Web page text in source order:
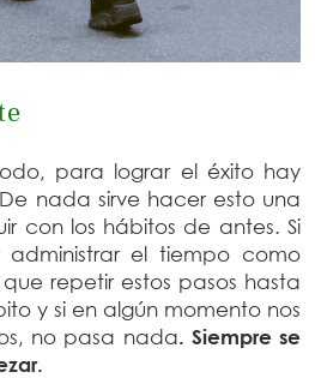
para lograr el éxito hay
nada sirve hacer esto una
con los hábitos de antes. Si
administrar el tiempo como
repetir estos pasos hasta
y si en algún momento nos
no pasa nada. Siempre se